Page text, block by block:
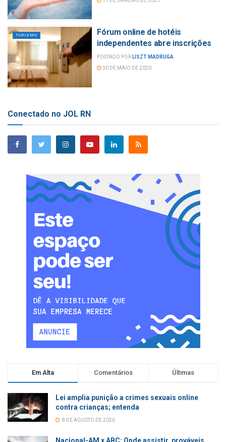
TURISMO
Fórum online de hotéis
independentes abre inscrições
POSTADO POR LISZT MADRUGA
30 DE MAIO DE 2020
Conectado no JOL RN
Em Alta Comentários Últimas
Lei amplia punição a crimes sexuais online
contra crianças; entenda
8 DE AGOSTO DE 2026
Nacional-AM x ABC: Onde assistir, prováveis